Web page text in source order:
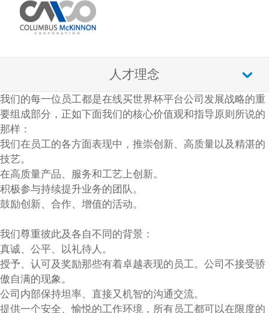
人才理念
我们的每一位员工都是在线买世界杯平台公司发展战略的重
要组成部分，正如下面我们的核心价值观和指导原则所说的
那样：
我们在员工的各方面表现中，推崇创新、高质量以及精湛的
技艺。
在高质量产品、服务和工艺上创新。
积极参与持续提升业务的团队。
鼓励创新、合作、增值的活动。
我们尊重彼此及各自不同的背景：
真诚、公平、以礼待人。
授予、认可及奖励那些有着卓越表现的员工。公司不接受骄
傲自满的现象。
公司内部保持坦率、直接又机智的沟通交流。
提供一个安全、愉悦的工作环境，所有员工都可以在限度的